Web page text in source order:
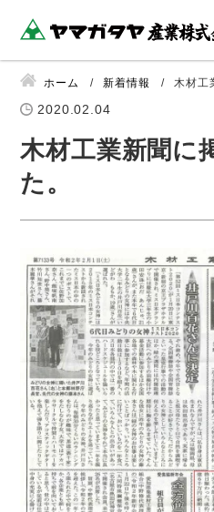
ホーム 新着情報 木材工
2020.02.04
木材工業新聞に
た。